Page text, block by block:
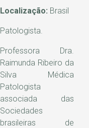
Localização: Brasil
Patologista.
Professora Dra.
Raimunda Ribeiro da
Silva Médica
Patologista
associada das
Sociedades
brasileiras de